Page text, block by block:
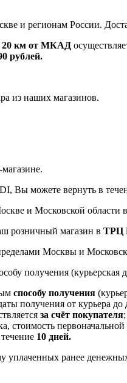
и регионам России.
20 км от МКАД
рублей.
из наших магазинов.
Вы можете вернуть в
и Московской
розничный магазин в ТРЦ
Москвы и
получения (курьерская
способу получения
получения от курьера до
за счёт покупателя;
стоимость первоначальной
10 дней.
уплаченных ранее